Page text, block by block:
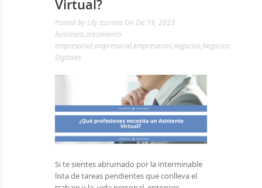
Virtual?
Posted by Lily Izurieta On Dic 19, 2023
bussiness crecimiento
empresarial empresarial empresarios negocios Negocios
Digitales
Si te sientes abrumado por la interminable
lista de tareas pendientes que conlleva el